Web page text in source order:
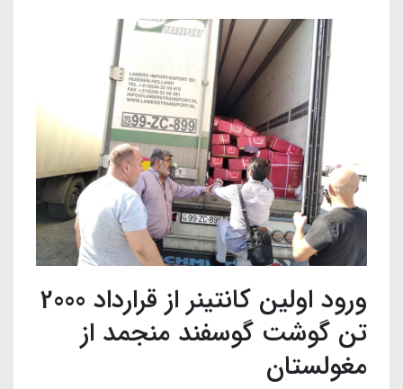
ورود اولین کانتینر از قرارداد 2000
تن گوشت گوسفند منجمد از
مغولستان